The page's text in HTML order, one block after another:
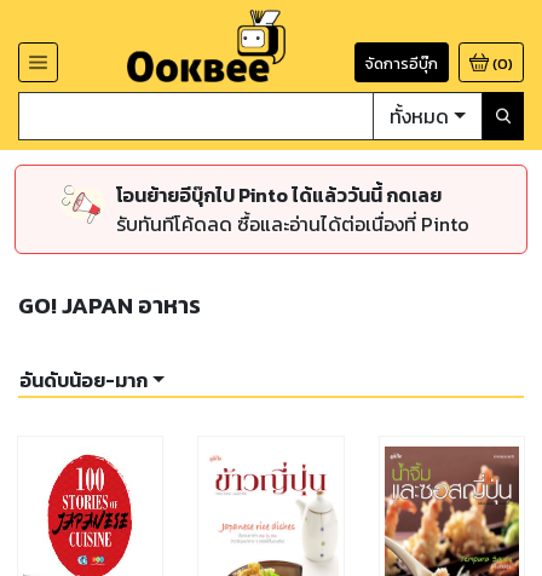
จัดการอีบุ๊ก (0)
ทั้งหมด
โอนย้ายอีบุ๊กไป Pinto ได้แล้ววันนี้ กดเลย
รับทันทีโค้ดลด ซื้อและอ่านได้ต่อเนื่องที่ Pinto
GO! JAPAN อาหาร
อันดับน้อย-มาก